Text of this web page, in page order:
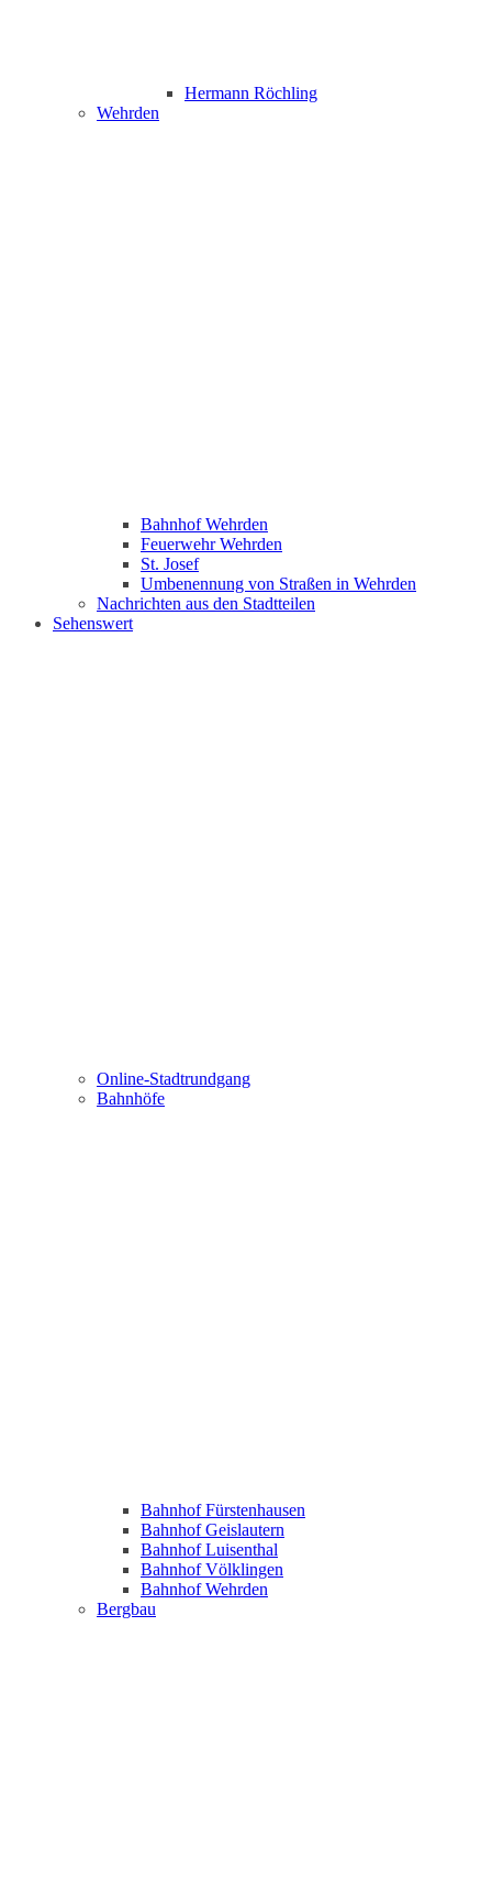
Hermann Röchling
Wehrden
Bahnhof Wehrden
Feuerwehr Wehrden
St. Josef
Umbenennung von Straßen in Wehrden
Nachrichten aus den Stadtteilen
Sehenswert
Online-Stadtrundgang
Bahnhöfe
Bahnhof Fürstenhausen
Bahnhof Geislautern
Bahnhof Luisenthal
Bahnhof Völklingen
Bahnhof Wehrden
Bergbau